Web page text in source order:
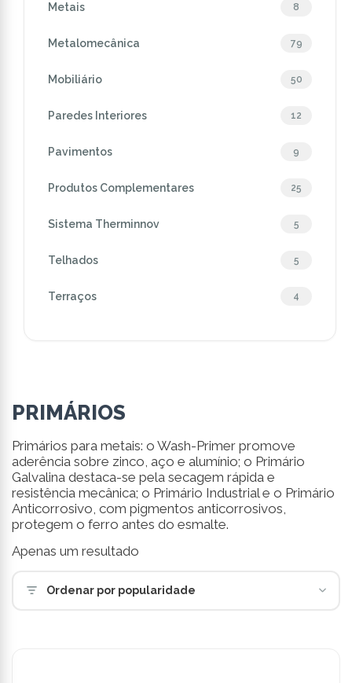
Metais 8
Metalomecânica 79
Mobiliário 50
Paredes Interiores 12
Pavimentos 9
Produtos Complementares 25
Sistema Therminnov 5
Telhados 5
Terraços 4
PRIMÁRIOS
Primários para metais: o Wash-Primer promove
aderência sobre zinco, aço e alumínio; o Primário
Galvalina destaca-se pela secagem rápida e
resistência mecânica; o Primário Industrial e o Primário
Anticorrosivo, com pigmentos anticorrosivos,
protegem o ferro antes do esmalte.
Apenas um resultado
Ordenar por popularidade